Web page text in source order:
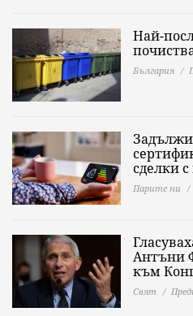
Най-
България
сделки
Парите ни
Антъни
към
Свят